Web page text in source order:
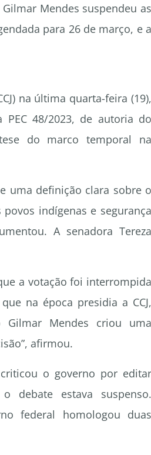
Mendes suspendeu as
para 26 de março, e a
na última quarta-feira (19),
48/2023, de autoria do
do marco temporal na
uma definição clara sobre o
indígenas e segurança
A senadora Tereza
a votação foi interrompida
na época presidia a CCJ,
Gilmar Mendes criou uma
afirmou.
o governo por editar
debate estava suspenso.
federal homologou duas